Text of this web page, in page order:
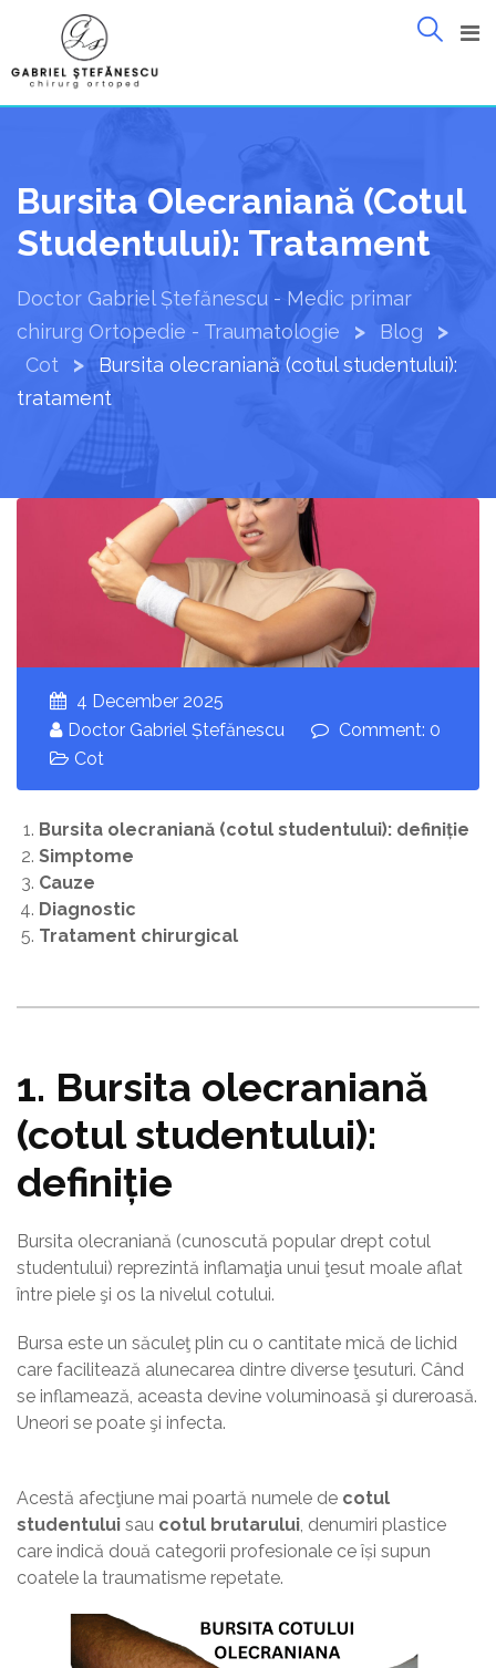
content
Bursita Olecraniană (cotul
Studentului): Tratament
Doctor Gabriel Ștefănescu - Medic primar
chirurg Ortopedie - Traumatologie
> Blog >
Cot >
Bursita olecraniană (cotul studentului):
tratament
4 December 2025
Doctor Gabriel Ștefănescu
Comment: 0
Cot
Bursita olecraniană (cotul studentului): definiție
Simptome
Cauze
Diagnostic
Tratament chirurgical
1. Bursita olecraniană
(cotul studentului):
definiție
Bursita olecraniană (cunoscută popular drept cotul
studentului) reprezintă inflamaţia unui ţesut moale aflat
între piele şi os la nivelul cotului.
Bursa este un săculeţ plin cu o cantitate mică de lichid
care facilitează alunecarea dintre diverse ţesuturi. Când
se inflamează, aceasta devine voluminoasă şi dureroasă.
Uneori se poate şi infecta.
Acestă afecţiune mai poartă numele de cotul
studentului sau cotul brutarului, denumiri plastice
care indică două categorii profesionale ce își supun
coatele la traumatisme repetate.